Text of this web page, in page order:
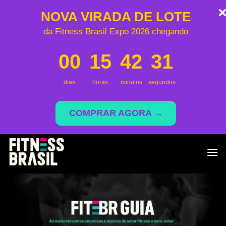
NOVA VIRADA DE LOTE
da Fitness Brasil Expo 2026 chegando
00
dias
15
horas
42
minutos
30
segundos
COMPRAR AGORA →
Saltar
contenido